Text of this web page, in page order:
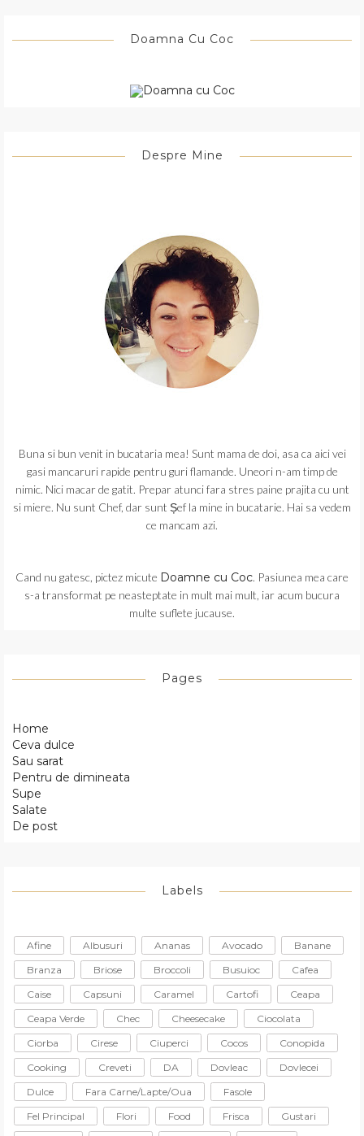
Doamna Cu Coc
Despre Mine
Buna si bun venit in bucataria mea! Sunt mama de doi, asa ca aici vei
gasi mancaruri rapide pentru guri flamande. Uneori n-am timp de
nimic. Nici macar de gatit. Prepar atunci fara stres paine prajita cu unt
si miere. Nu sunt Chef, dar sunt Șef la mine in bucatarie. Hai sa vedem
ce mancam azi.
Cand nu gatesc, pictez micute Doamne cu Coc. Pasiunea mea care
s-a transformat pe neasteptate in mult mai mult, iar acum bucura
multe suflete jucause.
Pages
Home
Ceva dulce
Sau sarat
Pentru de dimineata
Supe
Salate
De post
Labels
Afine Albusuri Ananas Avocado
Banane
Branza
Briose Broccoli Busuioc
Cafea
Caise
Capsuni Caramel Cartofi
Ceapa
Ceapa Verde
Chec Cheesecake
Ciocolata
Ciorba
Cirese Ciuperci Cocos
Conopida
Cooking
Creveti DA Dovleac
Dovlecei
Dulce
Fara Carne/lapte/oua
Fasole
Fel Principal
Flori Food Frisca
Gustari